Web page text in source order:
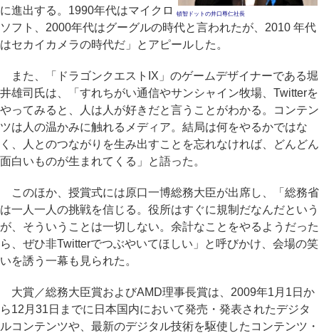
頓智ドットの井口尊仁社長
に進出する。1990年代はマイクロ
ソフト、2000年代はグーグルの時代と言われたが、2010 年代
はセカイカメラの時代だ」とアピールした。
また、「ドラゴンクエストIX」のゲームデザイナーである堀
井雄司氏は、「すれちがい通信やサンシャイン牧場、Twitterを
やってみると、人は人が好きだと言うことがわかる。コンテン
ツは人の温かみに触れるメディア。結局は何をやるかではな
く、人とのつながりを生み出すことを忘れなければ、どんどん
面白いものが生まれてくる」と語った。
このほか、授賞式には原口一博総務大臣が出席し、「総務省
は一人一人の挑戦を信じる。役所はすぐに規制だなんだという
が、そういうことは一切しない。余計なことをやるようだった
ら、ぜひ非Twitterでつぶやいてほしい」と呼びかけ、会場の笑
いを誘う一幕も見られた。
大賞／総務大臣賞およびAMD理事長賞は、2009年1月1日か
ら12月31日までに日本国内において発売・発表されたデジタ
ルコンテンツや、最新のデジタル技術を駆使したコンテンツ・